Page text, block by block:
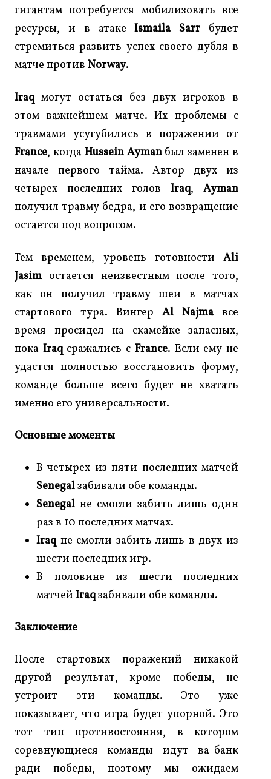
гигантам потребуется мобилизовать все
ресурсы, и в атакеIsmaila Sarr будет
стремиться развить успех своего дубля в
матче против Norway.
Iraq могут остаться без двух игроков в
этом важнейшем матче. Их проблемы с
травмами усугубились в поражении от
France, когда Hussein Aymanбыл заменен в
начале первого тайма. Автор двух из
четырех последних голов Iraq, Ayman
получил травму бедра, и его возвращение
остается под вопросом.
Тем временем, уровень готовности Ali
Jasimостается неизвестным после того,
как он получил травму шеи в матчах
стартового тура. Вингер Al Najma все
время просидел на скамейке запасных,
пока Iraqсражались с France. Если ему не
удастся полностью восстановить форму,
команде больше всего будет не хватать
именно его универсальности.
Основные моменты
В четырех из пяти последних матчей
Senegalзабивали обе команды.
Senegal не смогли забить лишь один
раз в 10 последних матчах.
Iraq не смогли забить лишь в двух из
шести последних игр.
В половине из шести последних
матчей Iraqзабивали обе команды.
Заключение
После стартовых поражений никакой
другой результат, кроме победы, не
устроит эти команды. Это уже
показывает, что игра будет упорной. Это
тот тип противостояния, в котором
соревнующиеся команды идут ва-банк
ради победы, поэтому мы ожидаем